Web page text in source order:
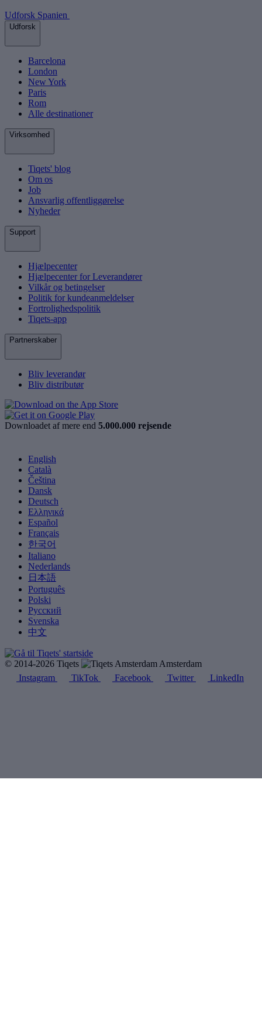
Udforsk Spanien
Udforsk
Barcelona
London
New York
Paris
Rom
Alle destinationer
Virksomhed
Tiqets' blog
Om os
Job
Ansvarlig offentliggørelse
Nyheder
Support
Hjælpecenter
Hjælpecenter for Leverandører
Vilkår og betingelser
Politik for kundeanmeldelser
Fortrolighedspolitik
Tiqets-app
Partnerskaber
Bliv leverandør
Bliv distributør
Downloadet af mere end 5.000.000 rejsende
English
Català
Čeština
Dansk
Deutsch
Ελληνικά
Español
Français
한국어
Italiano
Nederlands
日本語
Português
Polski
Русский
Svenska
中文
© 2014-2026 Tiqets
Amsterdam
Instagram
TikTok Facebook Twitter LinkedIn